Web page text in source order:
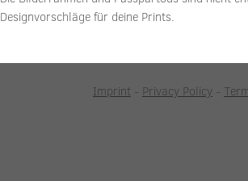
Designvorschläge für deine Prints.
Imprint - Privacy Policy -